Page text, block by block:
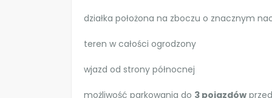
działka położona na zboczu o znacznym
teren w całości ogrodzony
wjazd od strony północnej
możliwość parkowania do 3 pojazdów